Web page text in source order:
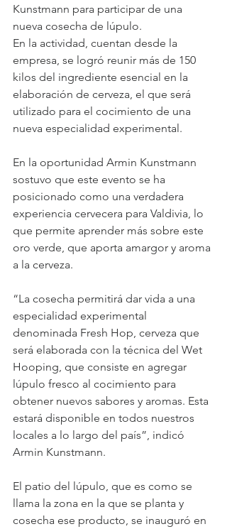
Kunstmann para participar de una
nueva cosecha de lúpulo.
En la actividad, cuentan desde la
empresa, se logró reunir más de 150
kilos del ingrediente esencial en la
elaboración de cerveza, el que será
utilizado para el cocimiento de una
nueva especialidad experimental.
En la oportunidad Armin Kunstmann
sostuvo que este evento se ha
posicionado como una verdadera
experiencia cervecera para Valdivia, lo
que permite aprender más sobre este
oro verde, que aporta amargor y aroma
a la cerveza.
“La cosecha permitirá dar vida a una
especialidad experimental
denominada Fresh Hop, cerveza que
será elaborada con la técnica del Wet
Hooping, que consiste en agregar
lúpulo fresco al cocimiento para
obtener nuevos sabores y aromas. Esta
estará disponible en todos nuestros
locales a lo largo del país”, indicó
Armin Kunstmann.
El patio del lúpulo, que es como se
llama la zona en la que se planta y
cosecha ese producto, se inauguró en